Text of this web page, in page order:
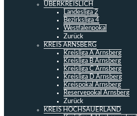
ÜBERKREISLICH
Landesliga 2
Bezirksliga 4
Westfalenpokal
Zurück
KREIS ARNSBERG
Kreisliga A Arnsberg
Kreisliga B Arnsberg
Kreisliga C Arnsberg
Kreisliga D Arnsberg
Kreispokal Arnsberg
Reservepokal Arnsberg
Zurück
KREIS HOCHSAUERLAND